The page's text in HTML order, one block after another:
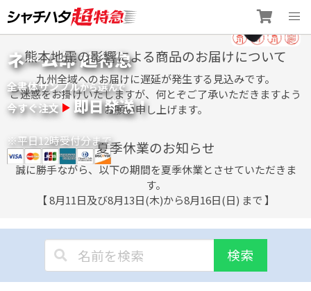
to
content
ネーム印 超特急
全書体サンプルから選んで
今すぐ注文 即日発送！
※平日12時受付分まで
熊本地震の影響による商品のお届けについて
九州全域へのお届けに遅延が発生する見込みです。
ご迷惑をお掛けいたしますが、何とぞご了承いただきますよう
お願い申し上げます。
夏季休業のお知らせ
誠に勝手ながら、以下の期間を夏季休業とさせていただきま
す。
【 8月11日及び8月13日(木)から8月16日(日) まで 】
検索